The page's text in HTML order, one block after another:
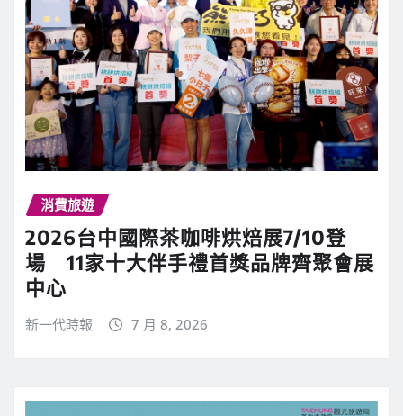
消費旅遊
2026台中國際茶咖啡烘焙展7/10登
場 11家十大伴手禮首獎品牌齊聚會展
中心
新一代時報 7 月 8, 2026